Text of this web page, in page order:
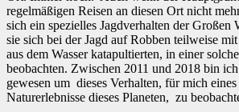
regelmäßigen Reisen an diesen Ort nicht
sich ein spezielles Jagdverhalten der Großen
sie sich bei der Jagd auf Robben teilweise
aus dem Wasser katapultierten, in einer
beobachten. Zwischen 2011 und 2018 bin
gewesen um dieses Verhalten, für mich
Naturerlebnisse dieses Planeten, zu